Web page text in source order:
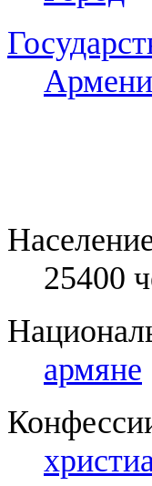
25400
армяне